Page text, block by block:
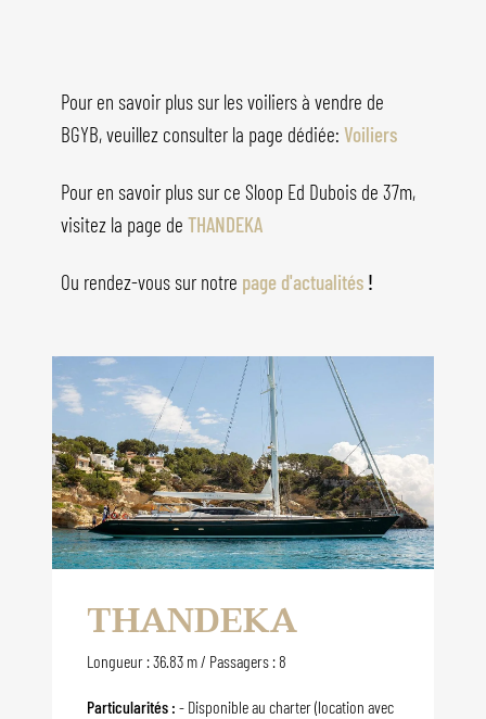
Pour en savoir plus sur les voiliers à vendre de
BGYB, veuillez consulter la page dédiée: Voiliers
Pour en savoir plus sur ce Sloop Ed Dubois de 37m,
visitez la page de THANDEKA
Ou rendez-vous sur notre page d'actualités !
THANDEKA
Longueur : 36.83 m / Passagers : 8
Particularités : - Disponible au charter (location avec